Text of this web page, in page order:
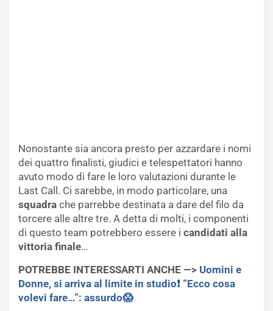
Nonostante sia ancora presto per azzardare i nomi
dei quattro finalisti, giudici e telespettatori hanno
avuto modo di fare le loro valutazioni durante le
Last Call. Ci sarebbe, in modo particolare, una
squadra che parrebbe destinata a dare del filo da
torcere alle altre tre. A detta di molti, i componenti
di questo team potrebbero essere i candidati alla
vittoria finale…
POTREBBE INTERESSARTI ANCHE —> Uomini e
Donne, si arriva al limite in studio❗ “Ecco cosa
volevi fare…”: assurdo😱